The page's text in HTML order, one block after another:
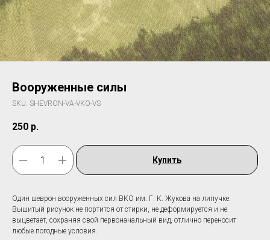
Вооруженные силы
SKU: SHEVRON-VA-VKO-VS
250 р.
Купить
Один шеврон вооруженных сил ВКО им. Г. К. Жукова на липучке.
Вышитый рисунок не портится от стирки, не деформируется и не
выцветает, сохраняя свой первоначальный вид, отлично переносит
любые погодные условия.